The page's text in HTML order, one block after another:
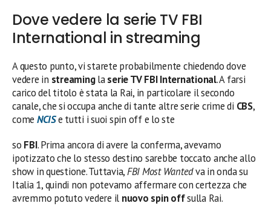
Dove vedere la serie TV FBI
International in streaming
A questo punto, vi starete probabilmente chiedendo dove
vedere in streaminglaserie TV FBI International. A farsi
carico del titolo è stata la Rai, in particolare il secondo
canale, che si occupa anche di tante altre serie crime di CBS,
come NCISe tutti i suoi spin off e lo ste
so FBI. Prima ancora di avere la conferma, avevamo
ipotizzato che lo stesso destino sarebbe toccato anche allo
show in questione. Tuttavia,FBI Most Wantedva in onda su
Italia 1, quindi non potevamo affermare con certezza che
avremmo potuto vedere il nuovo spin offsulla Rai.